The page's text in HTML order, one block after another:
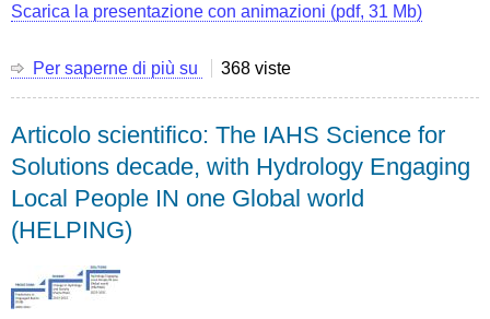
Scarica la presentazione con animazioni (pdf, 31 Mb)
Per saperne di più su
La
alla
IAHS
Peter
Loucks
368 viste
Articolo scientifico: The IAHS Science for
Solutions decade, with Hydrology Engaging
Local People IN one Global world
(HELPING)